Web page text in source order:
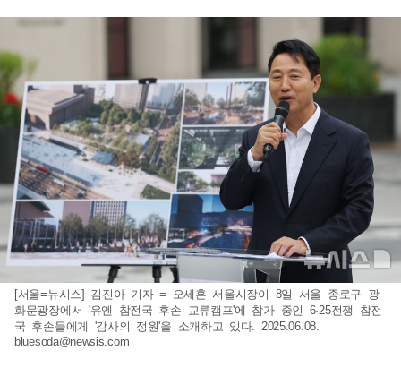
[서울=뉴시스] 김진아 기자 = 오세훈 서울시장이 8일 서울 종로구 광
화문광장에서 '유엔 참전국 후손 교류캠프'에 참가 중인 6·25전쟁 참전
국 후손들에게 '감사의 정원'을 소개하고 있다. 2025.06.08.
bluesoda@newsis.com